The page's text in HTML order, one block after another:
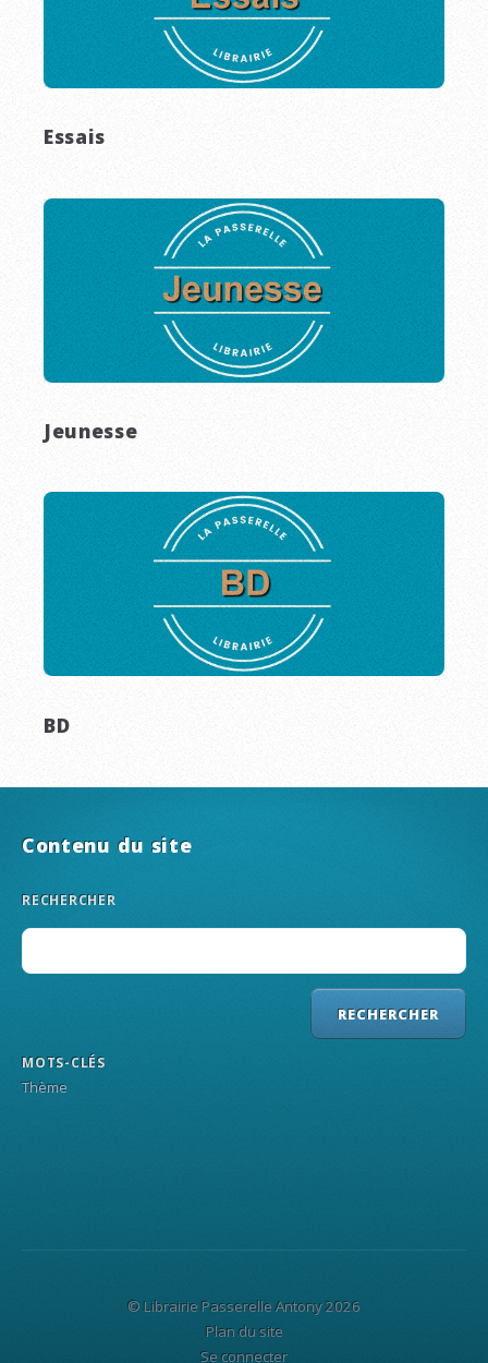
Essais
Jeunesse
BD
Contenu du site
RECHERCHER
MOTS-CLÉS
Thème
© Librairie Passerelle Antony 2026
Plan du site
Se connecter